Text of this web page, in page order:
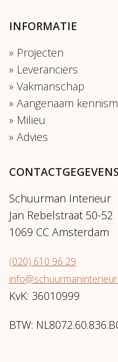
INFORMATIE
Projecten
Leveranciers
Vakmanschap
Aangenaam
Milieu
Advies
CONTACTGEGEVENS
Schuurman Interieur
Jan Rebelstraat 50-52
1069 CC Amsterdam
(020) 610 96 29
KvK: 36010999
BTW: